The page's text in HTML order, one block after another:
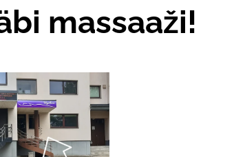
massaaži!